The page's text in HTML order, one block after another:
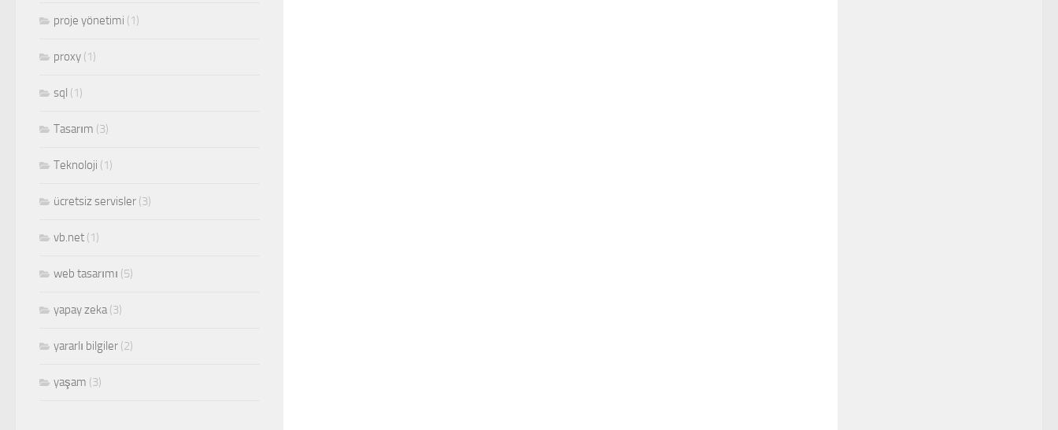
proje yönetimi (1)
proxy (1)
sql (1)
Tasarım (3)
Teknoloji (1)
ücretsiz servisler (3)
vb.net (1)
web tasarımı (5)
yapay zeka(3)
yararlı bilgiler (2)
yaşam (3)